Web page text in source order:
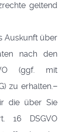
geltend
Auskunft über
nach den
(ggf. mit
zu erhalten.−
die über Sie
16 DSGVO